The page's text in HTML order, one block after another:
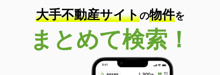
大手不動産サイトの物件を
まとめて検索！